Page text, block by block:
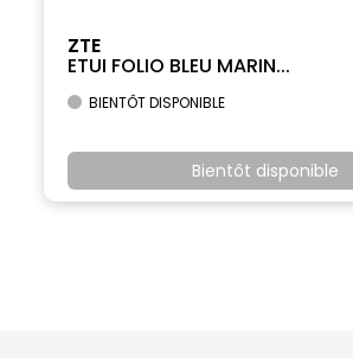
ZTE
ETUI FOLIO BLEU MARIN...
BIENTÔT DISPONIBLE
Bientôt disponible